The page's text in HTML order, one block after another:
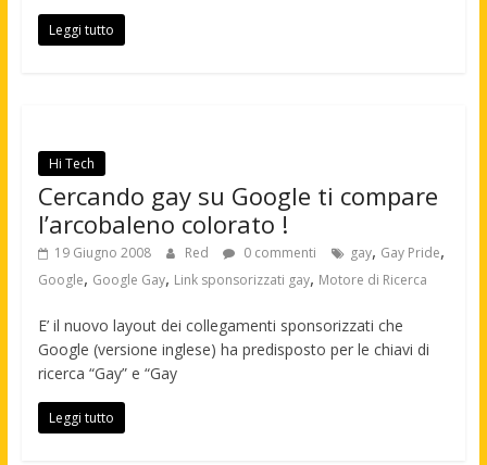
Leggi tutto
Hi Tech
Cercando gay su Google ti compare
l’arcobaleno colorato !
19 Giugno 2008 Red 0 commenti gay, Gay Pride,
Google, Google Gay, Link sponsorizzati gay, Motore di Ricerca
E’ il nuovo layout dei collegamenti sponsorizzati che
Google (versione inglese) ha predisposto per le chiavi di
ricerca “Gay” e “Gay
Leggi tutto